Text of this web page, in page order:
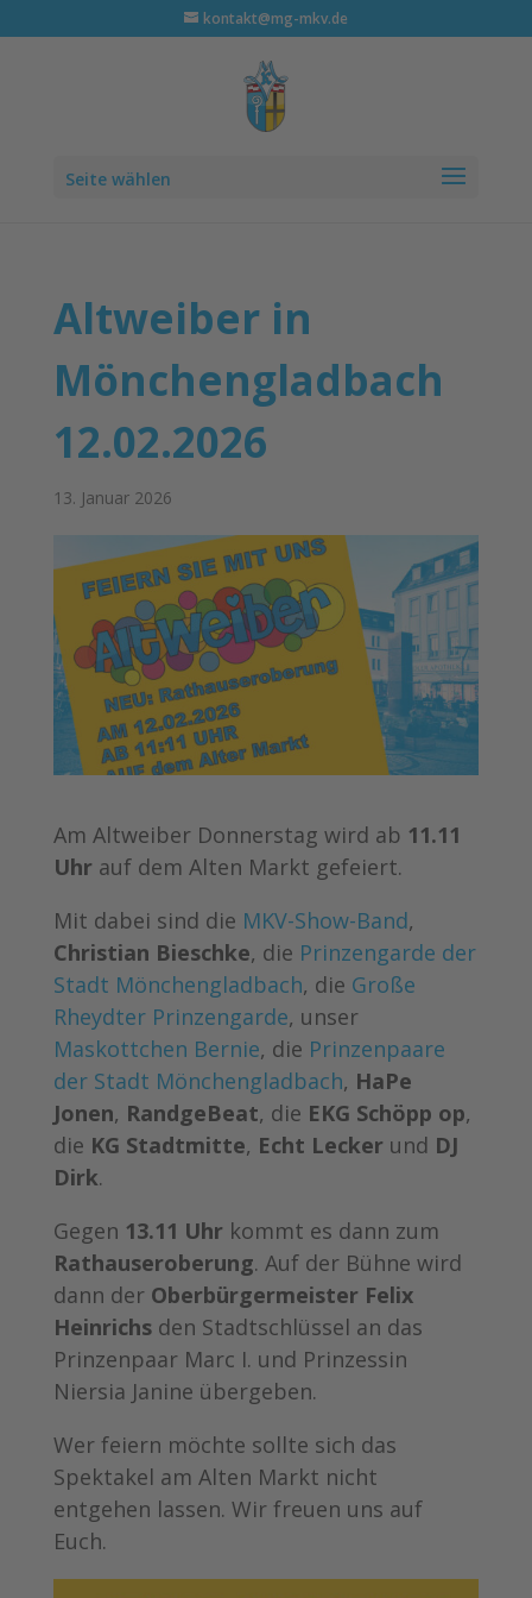
kontakt@mg-mkv.de
Seite wählen
Altweiber in
Mönchengladbach
12.02.2026
13. Januar 2026
Am Altweiber Donnerstag wird ab 11.11
Uhr auf dem Alten Markt gefeiert.
Mit dabei sind die MKV-Show-Band,
Christian Bieschke, die Prinzengarde der
Stadt Mönchengladbach, die Große
Rheydter Prinzengarde, unser
Maskottchen Bernie, die Prinzenpaare
der Stadt Mönchengladbach, HaPe
Jonen, RandgeBeat, die EKG Schöpp op,
die KG Stadtmitte, Echt Lecker und DJ
Dirk.
Gegen 13.11 Uhr kommt es dann zum
Rathauseroberung. Auf der Bühne wird
dann der Oberbürgermeister Felix
Heinrichsden Stadtschlüssel an das
Prinzenpaar Marc I. und Prinzessin
Niersia Janine übergeben.
Wer feiern möchte sollte sich das
Spektakel am Alten Markt nicht
entgehen lassen. Wir freuen uns auf
Euch.